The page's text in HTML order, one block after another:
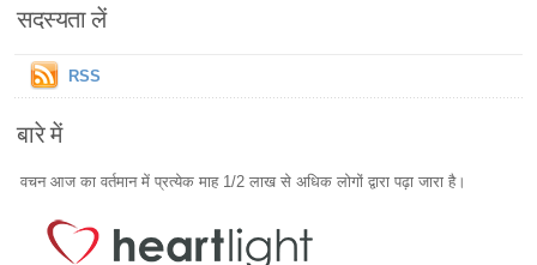
सदस्यता लें
RSS
बारे में
वचन आज का वर्तमान में प्रत्येक माह 1/2 लाख से अधिक लोगों द्वारा पढ़ा जारा है।